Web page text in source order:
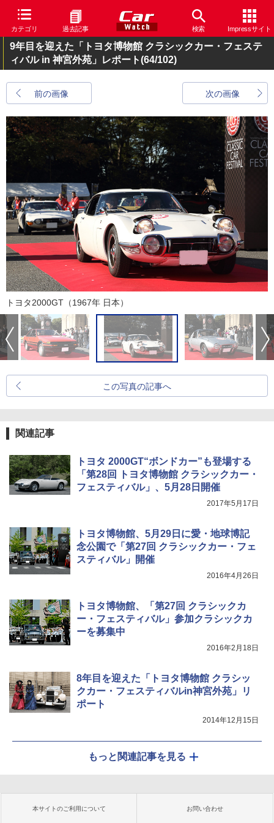
カテゴリ 過去記事 検索 Impressサイト
9年目を迎えた「トヨタ博物館 クラシックカー・フェステ
ィバル in 神宮外苑」レポート(64/102)
前の画像 次の画像
トヨタ2000GT（1967年 日本）
この写真の記事へ
関連記事
トヨタ 2000GT“ボンドカー”も登場する
「第28回 トヨタ博物館 クラシックカー・
フェスティバル」、5月28日開催
2017年5月17日
トヨタ博物館、5月29日に愛・地球博記
念公園で「第27回 クラシックカー・フェ
スティバル」開催
2016年4月26日
トヨタ博物館、「第27回 クラシックカ
ー・フェスティバル」参加クラシックカ
ーを募集中
2016年2月18日
8年目を迎えた「トヨタ博物館 クラシッ
クカー・フェスティバルin神宮外苑」リ
ポート
2014年12月15日
もっと関連記事を見る
本サイトのご利用について お問い合わせ